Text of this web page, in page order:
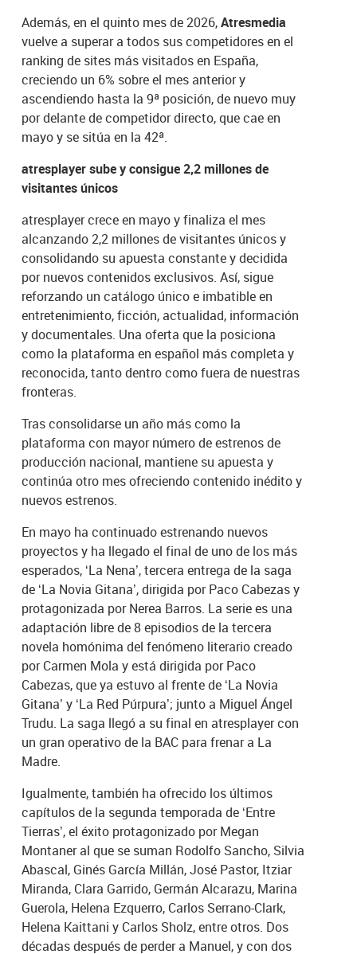
Además, en el quinto mes de 2026,Atresmedia
vuelve a superar a todos sus competidores en el
ranking de sites más visitados en España,
creciendo un 6% sobre el mes anterior y
ascendiendo hasta la 9ª posición, de nuevo muy
por delante de competidor directo, que cae en
mayo y se sitúa en la 42ª.
atresplayer sube y consigue 2,2 millones de
visitantes únicos
atresplayer crece en mayo y finaliza el mes
alcanzando 2,2 millones de visitantes únicos y
consolidando su apuesta constante y decidida
por nuevos contenidos exclusivos. Así, sigue
reforzando un catálogo único e imbatible en
entretenimiento, ficción, actualidad, información
y documentales. Una oferta que la posiciona
como la plataforma en español más completa y
reconocida, tanto dentro como fuera de nuestras
fronteras.
Tras consolidarse un año más como la
plataforma con mayor número de estrenos de
producción nacional, mantiene su apuesta y
continúa otro mes ofreciendo contenido inédito y
nuevos estrenos.
En mayo ha continuado estrenando nuevos
proyectos y ha llegado el final de uno de los más
esperados, ‘La Nena’, tercera entrega de la saga
de ‘La Novia Gitana’, dirigida por Paco Cabezas y
protagonizada por Nerea Barros. La serie es una
adaptación libre de 8 episodios de la tercera
novela homónima del fenómeno literario creado
por Carmen Mola y está dirigida por Paco
Cabezas, que ya estuvo al frente de ‘La Novia
Gitana’ y ‘La Red Púrpura’; junto a Miguel Ángel
Trudu. La saga llegó a su final en atresplayer con
un gran operativo de la BAC para frenar a La
Madre.
Igualmente, también ha ofrecido los últimos
capítulos de la segunda temporada de ‘Entre
Tierras’, el éxito protagonizado por Megan
Montaner al que se suman Rodolfo Sancho, Silvia
Abascal, Ginés García Millán, José Pastor, Itziar
Miranda, Clara Garrido, Germán Alcarazu, Marina
Guerola, Helena Ezquerro, Carlos Serrano-Clark,
Helena Kaittani y Carlos Sholz, entre otros. Dos
décadas después de perder a Manuel, y con dos